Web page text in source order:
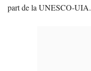
part de la UNESCO-UIA.